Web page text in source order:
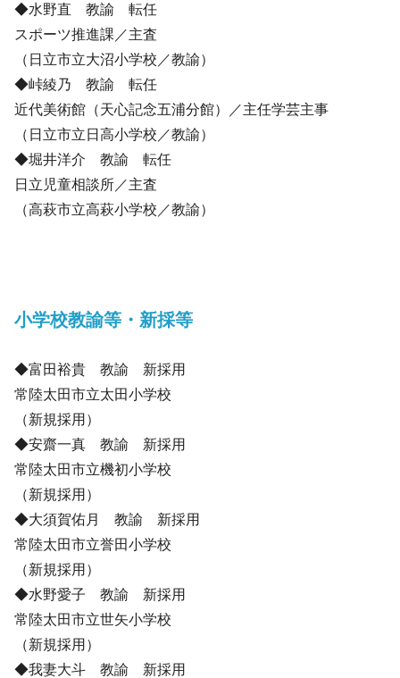
◆水野直 教諭 転任
スポーツ推進課／主査
（日立市立大沼小学校／教諭）
◆峠綾乃 教諭 転任
近代美術館（天心記念五浦分館）／主任学芸主事
（日立市立日高小学校／教諭）
◆堀井洋介 教諭 転任
日立児童相談所／主査
（高萩市立高萩小学校／教諭）
小学校教諭等・新採等
◆富田裕貴 教諭 新採用
常陸太田市立太田小学校
（新規採用）
◆安齋一真 教諭 新採用
常陸太田市立機初小学校
（新規採用）
◆大須賀佑月 教諭 新採用
常陸太田市立誉田小学校
（新規採用）
◆水野愛子 教諭 新採用
常陸太田市立世矢小学校
（新規採用）
◆我妻大斗 教諭 新採用